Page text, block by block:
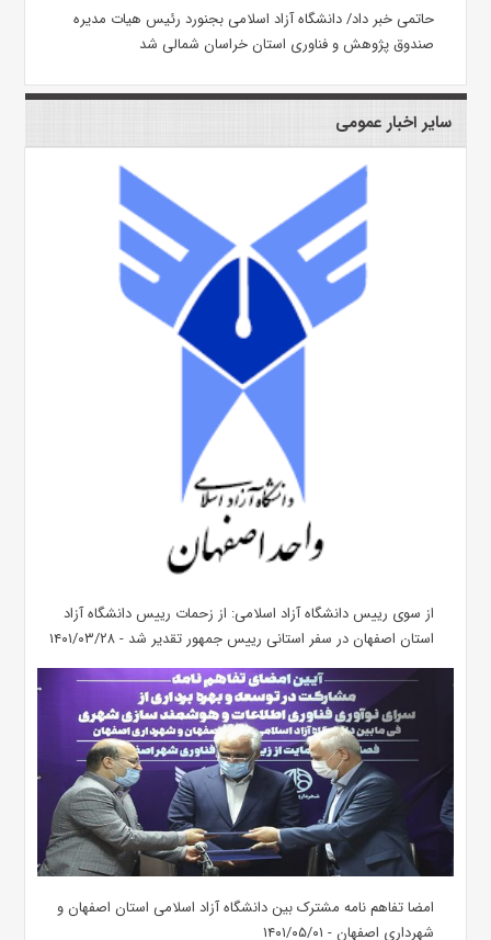
حاتمی خبر داد/ دانشگاه آزاد اسلامی بجنورد رئیس هیات مدیره
صندوق پژوهش و فناوری استان خراسان شمالی شد
سایر اخبار عمومی
از سوی رییس دانشگاه آزاد اسلامی: از زحمات رییس دانشگاه آزاد
استان اصفهان در سفر استانی رییس جمهور تقدیر شد - ۱۴۰۱/۰۳/۲۸
امضا تفاهم نامه مشترک بین دانشگاه آزاد اسلامی استان اصفهان و
شهرداری اصفهان - ۱۴۰۱/۰۵/۰۱